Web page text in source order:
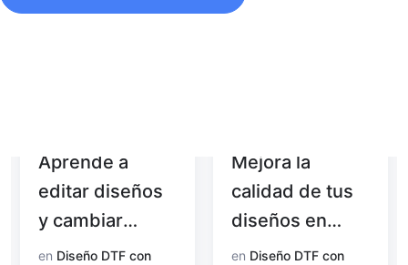
Aprende a
editar diseños
y cambiar
colores con
en Diseño DTF con
Mejora la
calidad de tus
diseños en
Photoshop
en Diseño DTF con